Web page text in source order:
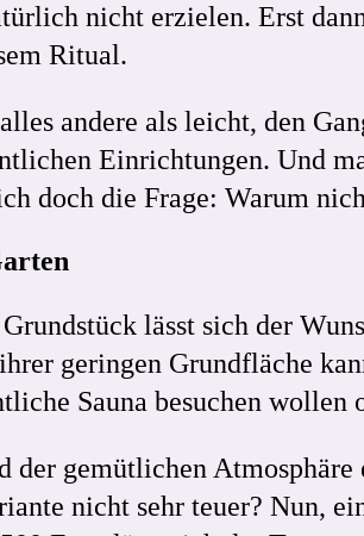
nicht erzielen. Erst
Ritual.
andere als leicht, den
Einrichtungen. Und
doch die Frage: Warum
lässt sich der
geringen Grundfläche
Sauna besuchen wollen
der gemütlichen
nicht sehr teuer? Nun,